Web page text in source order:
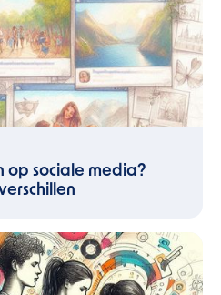
op sociale media?